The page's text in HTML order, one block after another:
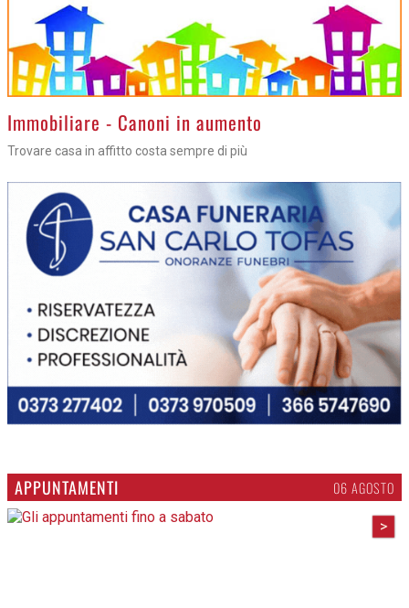
>Immobiliare - Canoni in aumento
Trovare casa in affitto costa sempre di più
APPUNTAMENTI 06 AGOSTO
>